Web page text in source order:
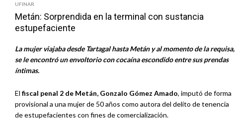
UFINAR
Metán: Sorprendida en la terminal con sustancia
estupefaciente
La mujer viajaba desde Tartagal hasta Metán y al momento de la requisa,
se le encontró un envoltorio con cocaína escondido entre sus prendas
íntimas.
El fiscal penal 2 de Metán, Gonzalo Gómez Amado, imputó de forma
provisional a una mujer de 50 años como autora del delito de tenencia
de estupefacientes con fines de comercialización.